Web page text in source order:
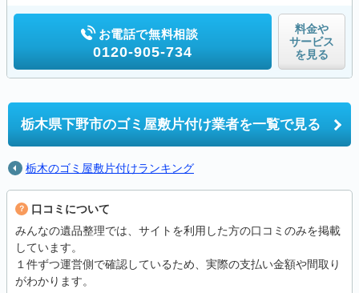
お電話で無料相談
0120-905-734
料金や
サービス
を見る
栃木県下野市のゴミ屋敷片付け業者を一覧で見る
栃木のゴミ屋敷片付けランキング
口コミについて
みんなの遺品整理では、サイトを利用した方の口コミのみを掲載
しています。
１件ずつ運営側で確認しているため、実際の支払い金額や間取り
がわかります。